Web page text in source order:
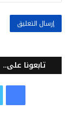
تابعونا على..